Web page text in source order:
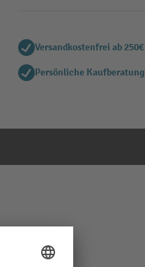
Versandkostenfrei ab 250€
Persönliche Kaufberatung